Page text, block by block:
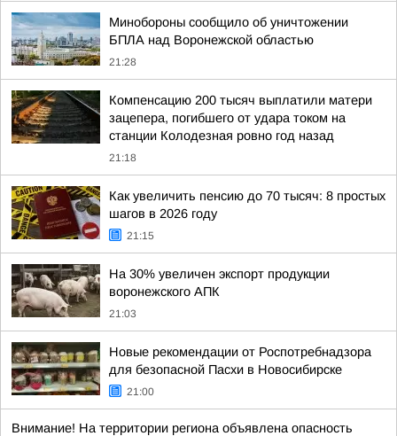
Минобороны сообщило об уничтожении
БПЛА над Воронежской областью
21:28
Компенсацию 200 тысяч выплатили матери
зацепера, погибшего от удара током на
станции Колодезная ровно год назад
21:18
Как увеличить пенсию до 70 тысяч: 8 простых
шагов в 2026 году
21:15
На 30% увеличен экспорт продукции
воронежского АПК
21:03
Новые рекомендации от Роспотребнадзора
для безопасной Пасхи в Новосибирске
21:00
Внимание! На территории региона объявлена опасность